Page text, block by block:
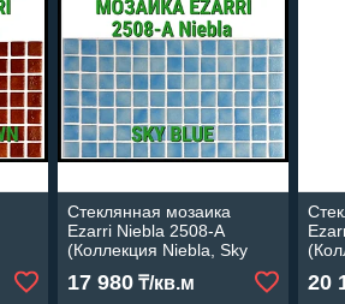
Стеклянная мозаика
Ezarri Niebla 2508-А
(Коллекция Niebla, Sky
blue, голубая)
17 980₸/кв.м 20